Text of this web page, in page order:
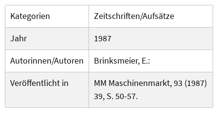
Kategorien
Zeitschriften/Aufsätze
Jahr
1987
Autorinnen/Autoren
Brinksmeier, E.:
Veröffentlicht in
MM Maschinenmarkt, 93 (1987)
39, S. 50-57.